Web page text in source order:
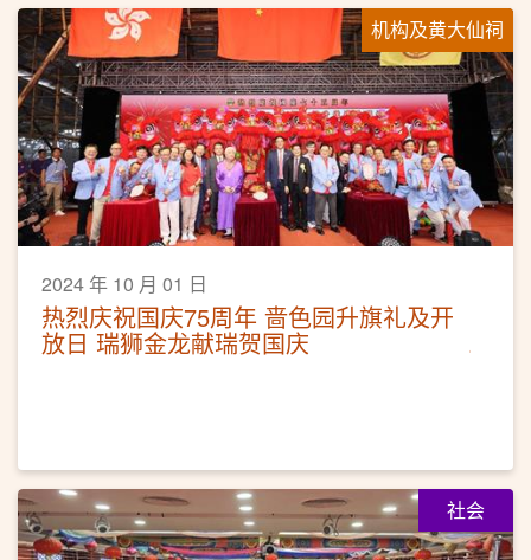
机构及黄大仙祠
2024 年 10 月 01 日
热烈庆祝国庆75周年 啬色园升旗礼及开
放日 瑞狮金龙献瑞贺国庆
社会